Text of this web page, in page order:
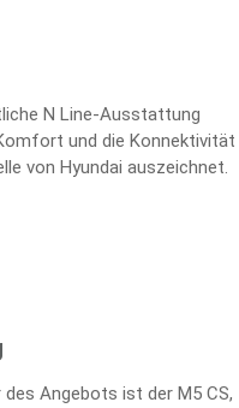
N Line-Ausstattung
und die Konnektivität
von Hyundai auszeichnet.
Angebots ist der M5 CS,